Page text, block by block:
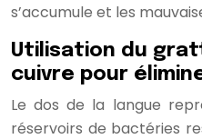
s’accumule et les
Utilisation du
cuivre pour
Le dos de la langue
réservoirs de bactéries